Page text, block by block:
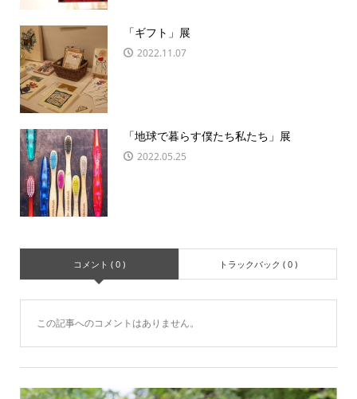
「ギフト」展
2022.11.07
「地球で暮らす僕たち私たち」展
2022.05.25
コメント ( 0 ) トラックバック ( 0 )
この記事へのコメントはありません。